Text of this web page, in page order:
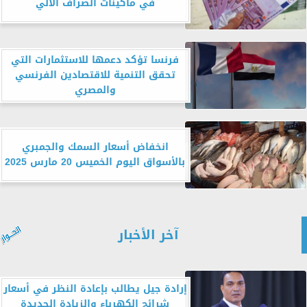
فرنسا تؤكد دعمها للاستثمارات التي
تحقق التنمية للاقتصادين الفرنسي
والمصري
انخفاض أسعار السمك والجمبري
بالأسواق اليوم الخميس 20 مارس 2025
آخر الأخبار
إرادة جيل يطالب بإعادة النظر في أسعار